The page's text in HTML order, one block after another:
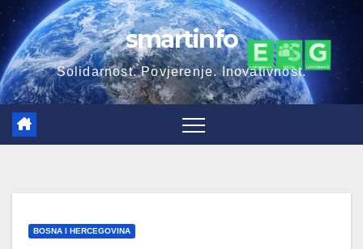
Skip
to
content
smartinfo
Solidarnost. Povjerenje. Inovativnost.
BOSNA I HERCEGOVINA